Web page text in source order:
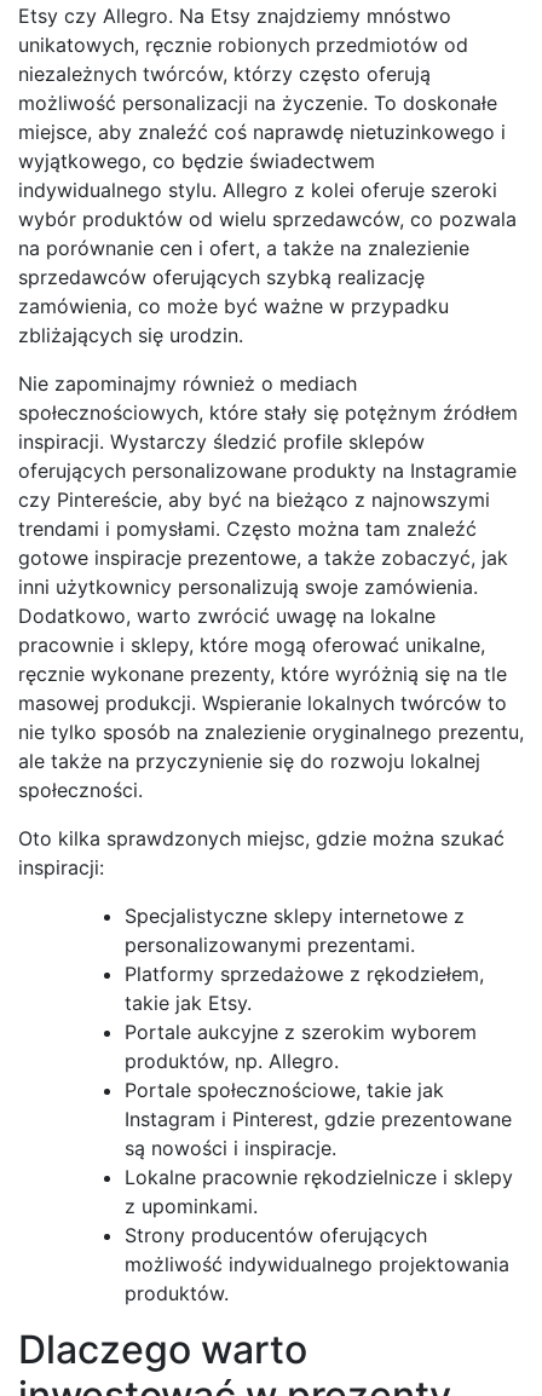
Etsy czy Allegro. Na Etsy znajdziemy mnóstwo
unikatowych, ręcznie robionych przedmiotów od
niezależnych twórców, którzy często oferują
możliwość personalizacji na życzenie. To doskonałe
miejsce, aby znaleźć coś naprawdę nietuzinkowego i
wyjątkowego, co będzie świadectwem
indywidualnego stylu. Allegro z kolei oferuje szeroki
wybór produktów od wielu sprzedawców, co pozwala
na porównanie cen i ofert, a także na znalezienie
sprzedawców oferujących szybką realizację
zamówienia, co może być ważne w przypadku
zbliżających się urodzin.
Nie zapominajmy również o mediach
społecznościowych, które stały się potężnym źródłem
inspiracji. Wystarczy śledzić profile sklepów
oferujących personalizowane produkty na Instagramie
czy Pintereście, aby być na bieżąco z najnowszymi
trendami i pomysłami. Często można tam znaleźć
gotowe inspiracje prezentowe, a także zobaczyć, jak
inni użytkownicy personalizują swoje zamówienia.
Dodatkowo, warto zwrócić uwagę na lokalne
pracownie i sklepy, które mogą oferować unikalne,
ręcznie wykonane prezenty, które wyróżnią się na tle
masowej produkcji. Wspieranie lokalnych twórców to
nie tylko sposób na znalezienie oryginalnego prezentu,
ale także na przyczynienie się do rozwoju lokalnej
społeczności.
Oto kilka sprawdzonych miejsc, gdzie można szukać
inspiracji:
Specjalistyczne sklepy internetowe z
personalizowanymi prezentami.
Platformy sprzedażowe z rękodziełem,
takie jak Etsy.
Portale aukcyjne z szerokim wyborem
produktów, np. Allegro.
Portale społecznościowe, takie jak
Instagram i Pinterest, gdzie prezentowane
są nowości i inspiracje.
Lokalne pracownie rękodzielnicze i sklepy
z upominkami.
Strony producentów oferujących
możliwość indywidualnego projektowania
produktów.
Dlaczego warto